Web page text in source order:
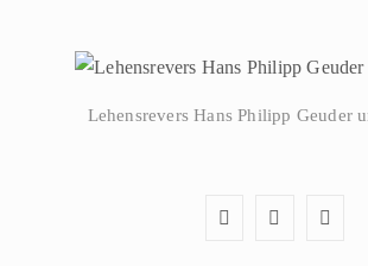
Lehensrevers Hans Philipp Geuder